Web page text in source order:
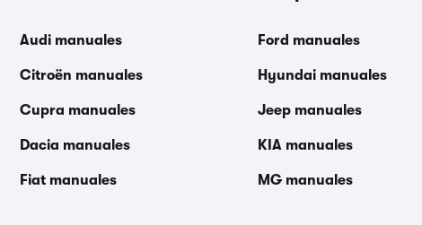
Audi manuales
Citroën manuales
Cupra manuales
Dacia manuales
Fiat manuales
Ford manuales
Hyundai manuales
Jeep manuales
KIA manuales
MG manuales